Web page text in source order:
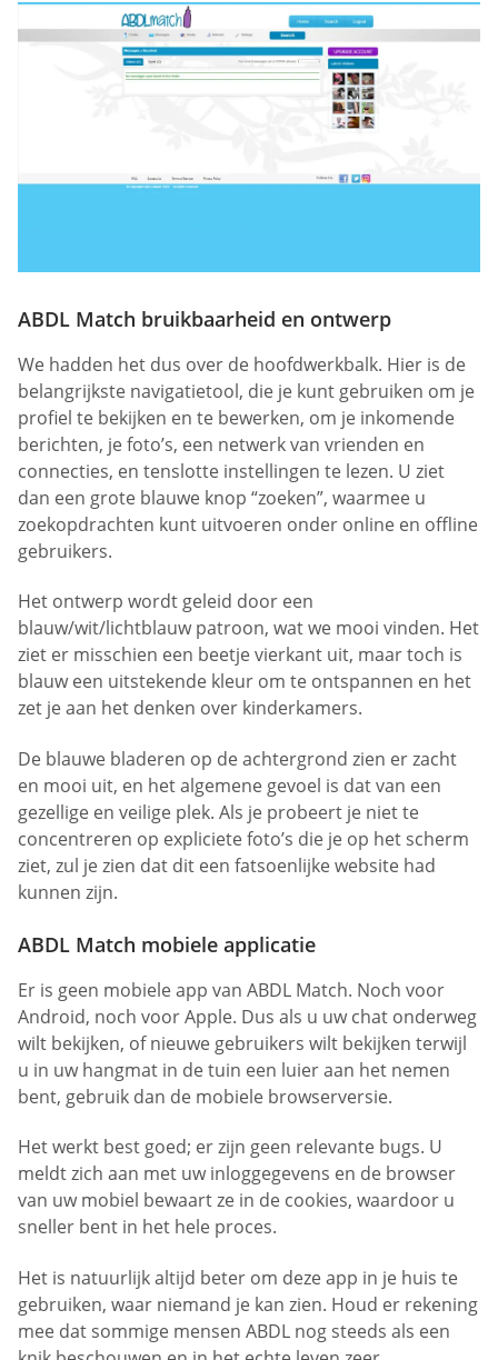
ABDL Match bruikbaarheid en ontwerp
We hadden het dus over de hoofdwerkbalk. Hier is de
belangrijkste navigatietool, die je kunt gebruiken om je
profiel te bekijken en te bewerken, om je inkomende
berichten, je foto’s, een netwerk van vrienden en
connecties, en tenslotte instellingen te lezen. U ziet
dan een grote blauwe knop “zoeken”, waarmee u
zoekopdrachten kunt uitvoeren onder online en offline
gebruikers.
Het ontwerp wordt geleid door een
blauw/wit/lichtblauw patroon, wat we mooi vinden. Het
ziet er misschien een beetje vierkant uit, maar toch is
blauw een uitstekende kleur om te ontspannen en het
zet je aan het denken over kinderkamers.
De blauwe bladeren op de achtergrond zien er zacht
en mooi uit, en het algemene gevoel is dat van een
gezellige en veilige plek. Als je probeert je niet te
concentreren op expliciete foto’s die je op het scherm
ziet, zul je zien dat dit een fatsoenlijke website had
kunnen zijn.
ABDL Match mobiele applicatie
Er is geen mobiele app van ABDL Match. Noch voor
Android, noch voor Apple. Dus als u uw chat onderweg
wilt bekijken, of nieuwe gebruikers wilt bekijken terwijl
u in uw hangmat in de tuin een luier aan het nemen
bent, gebruik dan de mobiele browserversie.
Het werkt best goed; er zijn geen relevante bugs. U
meldt zich aan met uw inloggegevens en de browser
van uw mobiel bewaart ze in de cookies, waardoor u
sneller bent in het hele proces.
Het is natuurlijk altijd beter om deze app in je huis te
gebruiken, waar niemand je kan zien. Houd er rekening
mee dat sommige mensen ABDL nog steeds als een